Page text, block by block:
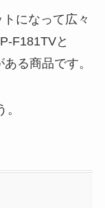
になって広々
F181TVと
る商品です。